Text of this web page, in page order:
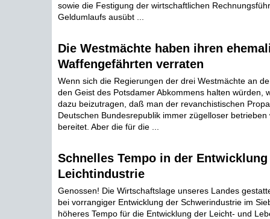
sowie die Festigung der wirtschaftlichen
Geldumlaufs ausübt ...
Die Westmächte haben ihren
Waffengefährten verraten
Wenn sich die Regierungen der drei Westmächte an
den Geist des Potsdamer Abkommens halten würden,
dazu beizutragen, daß man der revanchistischen
Deutschen Bundesrepublik immer zügelloser betrieben
bereitet. Aber die für die ...
Schnelles Tempo in der Entwicklung
Leichtindustrie
Genossen! Die Wirtschaftslage unseres Landes
bei vorrangiger Entwicklung der Schwerindustrie im
höheres Tempo für die Entwicklung der Leicht- und